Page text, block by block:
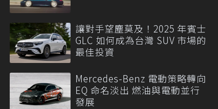
讓對手望塵莫及！2025 年賓士
GLC 如何成為台灣 SUV 市場的
最佳投資
Mercedes-Benz 電動策略轉向
EQ 命名淡出 燃油與電動並行
發展